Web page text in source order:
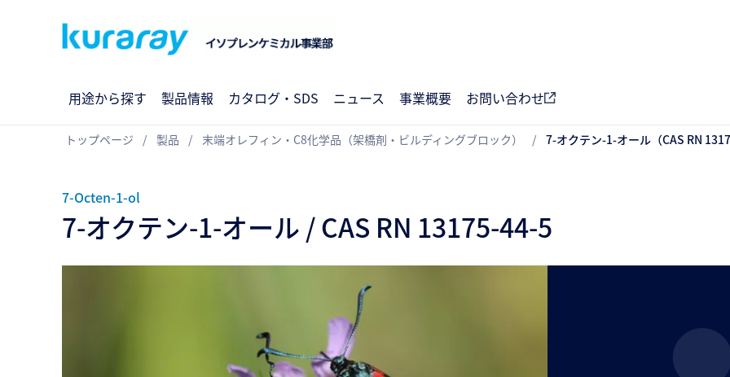
用途から探す 製品情報 カタログ・SDS ニュース 事業概要 お問い合わせ
トップページ 製品 末端オレフィン・C8化学品（架橋剤・ビルディングブロック） 7-オクテン-1-オール（CAS RN
7-Octen-1-ol
7-オクテン-1-オール / CAS RN 13175-44-5